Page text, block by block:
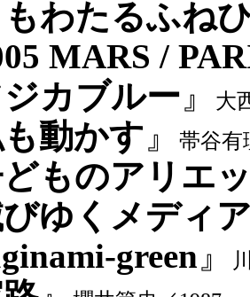
もわたるふね
MARS /
カブルー 』 大
動かす 』 帯谷有
ものアリエ
ゆくメディ
green 』